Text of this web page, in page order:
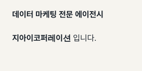
데이터 마케팅 전문 에이전시
지아이코퍼레이션 입니다.